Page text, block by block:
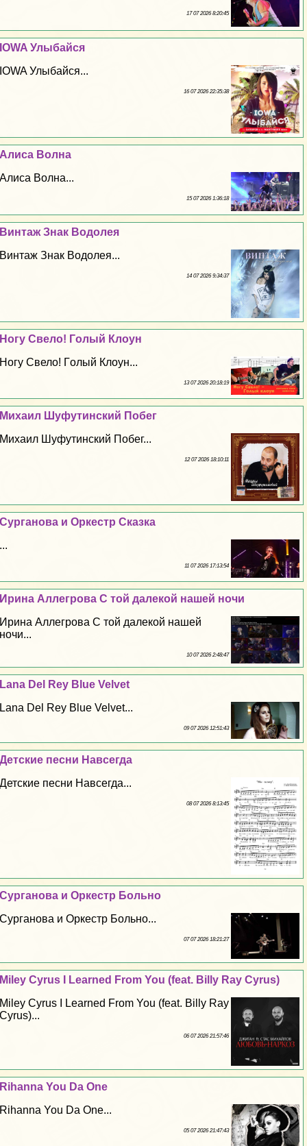
17 07 2026 8:20:45
IOWA Улыбайся
IOWA Улыбайся...
16 07 2026 22:35:38
Алиса Волна
Алиса Волна...
15 07 2026 1:36:18
Винтаж Знак Водолея
Винтаж Знак Водолея...
14 07 2026 9:34:37
Ногу Свело! Гoлый Клоун
Ногу Свело! Гoлый Клоун...
13 07 2026 20:18:19
Михаил Шуфутинский Побег
Михаил Шуфутинский Побег...
12 07 2026 18:10:11
Сурганова и Оркестр Сказка
...
11 07 2026 17:13:54
Ирина Аллегрова С той далекой нашей ночи
Ирина Аллегрова С той далекой нашей
ночи...
10 07 2026 2:48:47
Lana Del Rey Blue Velvet
Lana Del Rey Blue Velvet...
09 07 2026 12:51:43
Детские песни Навсегда
Детские песни Навсегда...
08 07 2026 8:13:45
Сурганова и Оркестр Больно
Сурганова и Оркестр Больно...
07 07 2026 18:21:27
Miley Cyrus I Learned From You (feat. Billy Ray Cyrus)
Miley Cyrus I Learned From You (feat. Billy Ray
Cyrus)...
06 07 2026 21:57:46
Rihanna You Da One
Rihanna You Da One...
05 07 2026 21:47:43